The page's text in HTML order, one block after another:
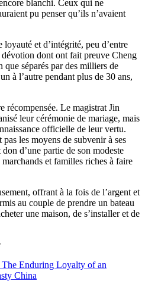
blanchi. Ceux qui ne
pu penser qu’ils n’avaient
et d’intégrité, peu d’entre
dont ont fait preuve Cheng
séparés par des milliers de
à l’autre pendant plus de 30 ans,
récompensée. Le magistrat Jin
leur cérémonie de mariage, mais
officielle de leur vertu.
les moyens de subvenir à ses
d’une partie de son modeste
et familles riches à faire
offrant à la fois de l’argent et
au couple de prendre un bateau
une maison, de s’installer et de
Enduring Loyalty of an
China